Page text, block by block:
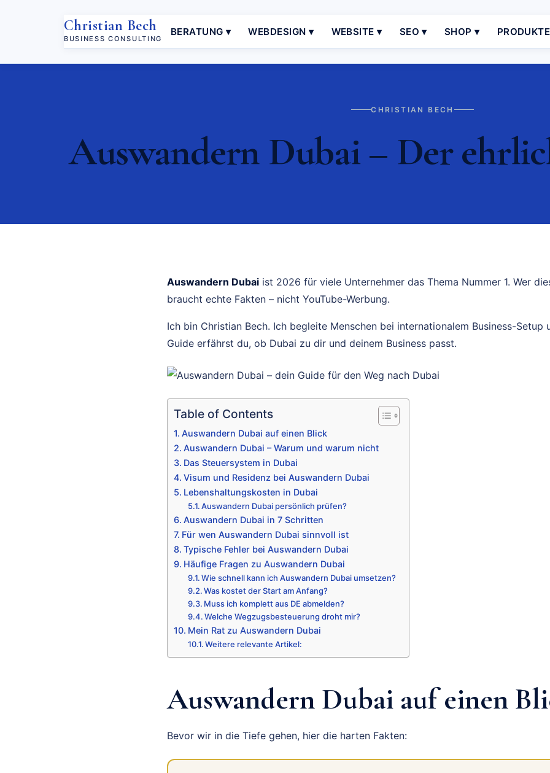
Christian Bech
BUSINESS CONSULTING
BERATUNG ▾ WEBDESIGN ▾ WEBSITE ▾ SEO ▾ SHOP ▾ PRODUKTE
CHRISTIAN BECH
Auswandern Dubai – Der
Auswandern Dubai ist 2026 für viele Unternehmer das Thema Nummer 1. Wer
braucht echte Fakten – nicht YouTube-Werbung.
Ich bin Christian Bech. Ich begleite Menschen bei internationalem Business-Setup
Guide erfährst du, ob Dubai zu dir und deinem Business passt.
Table of Contents
Auswandern Dubai auf einen Blick
Auswandern Dubai – Warum und warum nicht
Das Steuersystem in Dubai
Visum und Residenz bei Auswandern Dubai
Lebenshaltungskosten in Dubai
Auswandern Dubai persönlich prüfen?
Auswandern Dubai in 7 Schritten
Für wen Auswandern Dubai sinnvoll ist
Typische Fehler bei Auswandern Dubai
Häufige Fragen zu Auswandern Dubai
Wie schnell kann ich Auswandern Dubai umsetzen?
Was kostet der Start am Anfang?
Muss ich komplett aus DE abmelden?
Welche Wegzugsbesteuerung droht mir?
Mein Rat zu Auswandern Dubai
Weitere relevante Artikel:
Auswandern Dubai auf einen
Bevor wir in die Tiefe gehen, hier die harten Fakten: